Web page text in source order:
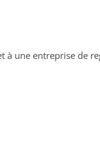
une entreprise de